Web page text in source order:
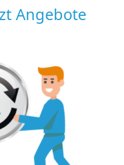
Angebote